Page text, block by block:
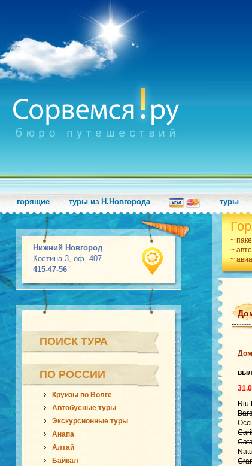
горящие туры из Н.Новгорода туры
Нижний Новгород
Костина 3, оф. 407
415-47-56
~
~
~
ПОИСК ТУРА
ПО РОССИИ
Круизы по Волге
Автобусные туры
Экскурсионные туры
Анапа
Алтай
Байкал
Riu